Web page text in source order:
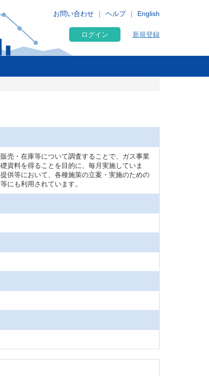
English
お問い合わせ ヘルプ
ログイン 新規登録
売・在庫等について調査することで、ガス事業
資料を得ることを目的に、毎月実施していま
供等において、各種施策の立案・実施のための
にも利用されています。